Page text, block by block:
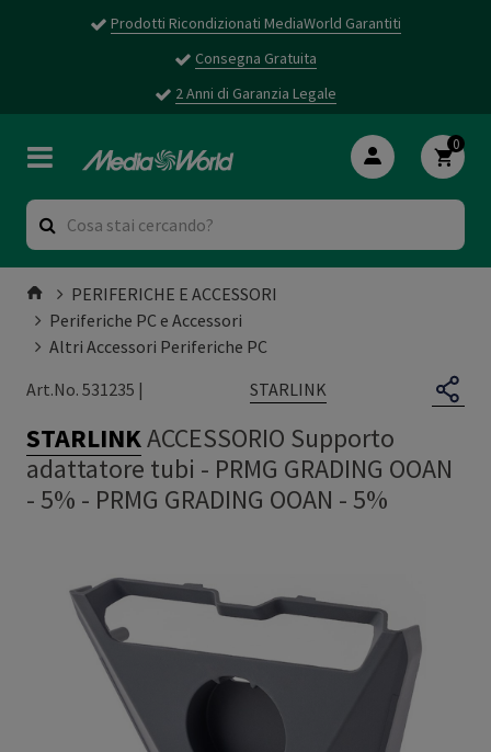
Prodotti Ricondizionati MediaWorld Garantiti
Consegna Gratuita
2 Anni di Garanzia Legale
0
PERIFERICHE E ACCESSORI
Periferiche PC e Accessori
Altri Accessori Periferiche PC
Art.No. 531235 |
STARLINK
STARLINKACCESSORIO Supporto
adattatore tubi - PRMG GRADING OOAN
- 5% - PRMG GRADING OOAN - 5%